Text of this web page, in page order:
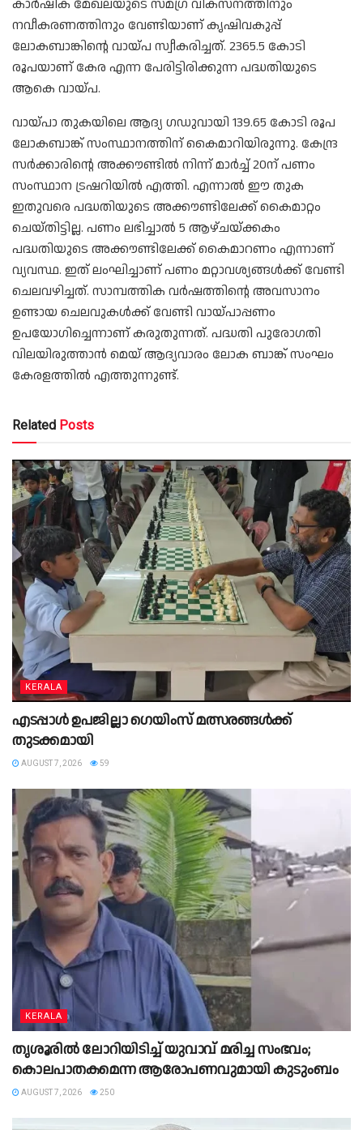
കാർഷിക മേഖലയുടെ സമഗ്ര വികസനത്തിനും
നവീകരണത്തിനും വേണ്ടിയാണ് കൃഷിവകുപ്പ്
ലോകബാങ്കിന്റെ വായ്പ സ്വീകരിച്ചത്. 2365.5 കോടി
രൂപയാണ് കേര എന്ന പേരിട്ടിരിക്കുന്ന പദ്ധതിയുടെ
ആകെ വായ്പ.
വായ്പാ തുകയിലെ ആദ്യ ഗഡുവായി 139.65 കോടി രൂപ
ലോകബാങ്ക് സംസ്ഥാനത്തിന് കൈമാറിയിരുന്നു. കേന്ദ്ര
സർക്കാരിന്റെ അക്കൗണ്ടിൽ നിന്ന് മാർച്ച് 20ന് പണം
സംസ്ഥാന ട്രഷറിയിൽ എത്തി. എന്നാൽ ഈ തുക
ഇതുവരെ പദ്ധതിയുടെ അക്കൗണ്ടിലേക്ക് കൈമാറ്റം
ചെയ്തിട്ടില്ല. പണം ലഭിച്ചാൽ 5 ആഴ്ചയ്ക്കകം
പദ്ധതിയുടെ അക്കൗണ്ടിലേക്ക് കൈമാറണം എന്നാണ്
വ്യവസ്ഥ. ഇത് ലംഘിച്ചാണ് പണം മറ്റാവശ്യങ്ങൾക്ക് വേണ്ടി
ചെലവഴിച്ചത്. സാമ്പത്തിക വർഷത്തിന്റെ അവസാനം
ഉണ്ടായ ചെലവുകൾക്ക് വേണ്ടി വായ്പാപ്പണം
ഉപയോഗിച്ചെന്നാണ് കരുതുന്നത്. പദ്ധതി പുരോഗതി
വിലയിരുത്താൻ മെയ് ആദ്യവാരം ലോക ബാങ്ക് സംഘം
കേരളത്തിൽ എത്തുന്നുണ്ട്.
Related Posts
KERALA
എടപ്പാൾ ഉപജില്ലാ ഗെയിംസ് മത്സരങ്ങൾക്ക്
തുടക്കമായി
AUGUST 7, 2026 59
KERALA
തൃശൂരിൽ ലോറിയിടിച്ച് യുവാവ് മരിച്ച സംഭവം;
കൊലപാതകമെന്ന ആരോപണവുമായി കുടുംബം
AUGUST 7, 2026 250